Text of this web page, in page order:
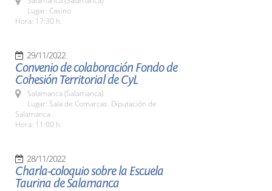
Lugar: Casino
Hora: 17:30 h.
29/11/2022
Convenio de colaboración Fondo de
Cohesión Territorial de CyL
Salamanca (Salamanca)
Lugar: Sala de Comarcas. Diputación de
Salamanca
Hora: 11:00 h.
28/11/2022
Charla-coloquio sobre la Escuela
Taurina de Salamanca